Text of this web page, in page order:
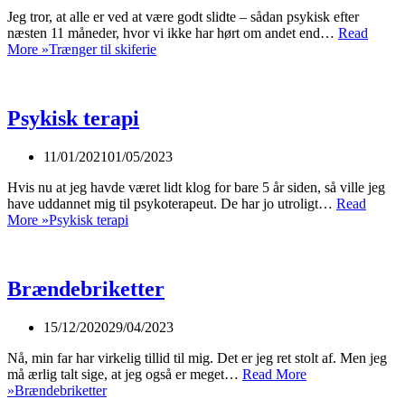
Jeg tror, at alle er ved at være godt slidte – sådan psykisk efter
næsten 11 måneder, hvor vi ikke har hørt om andet end… Read
More »Trænger til skiferie
Psykisk terapi
11/01/202101/05/2023
Hvis nu at jeg havde været lidt klog for bare 5 år siden, så ville jeg
have uddannet mig til psykoterapeut. De har jo utroligt… Read
More »Psykisk terapi
Brændebriketter
15/12/202029/04/2023
Nå, min far har virkelig tillid til mig. Det er jeg ret stolt af. Men jeg
må ærlig talt sige, at jeg også er meget… Read More
»Brændebriketter